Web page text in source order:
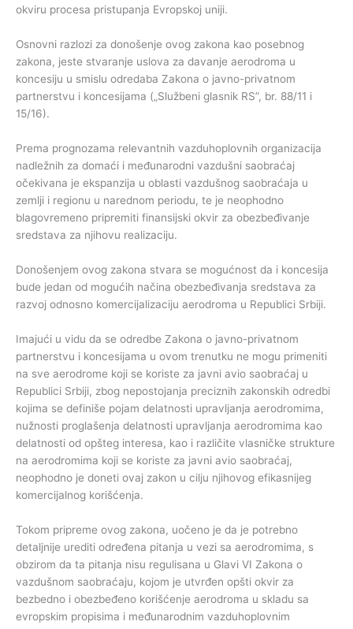
okviru procesa pristupanja Evropskoj uniji.
Osnovni razlozi za donošenje ovog zakona kao posebnog
zakona, jeste stvaranje uslova za davanje aerodroma u
koncesiju u smislu odredaba Zakona o javno-privatnom
partnerstvu i koncesijama („Službeni glasnik RS”, br. 88/11 i
15/16).
Prema prognozama relevantnih vazduhoplovnih organizacija
nadležnih za domaći i međunarodni vazdušni saobraćaj
očekivana je ekspanzija u oblasti vazdušnog saobraćaja u
zemlji i regionu u narednom periodu, te je neophodno
blagovremeno pripremiti finansijski okvir za obezbeđivanje
sredstava za njihovu realizaciju.
Donošenjem ovog zakona stvara se mogućnost da i koncesija
bude jedan od mogućih načina obezbeđivanja sredstava za
razvoj odnosno komercijalizaciju aerodroma u Republici Srbiji.
Imajući u vidu da se odredbe Zakona o javno-privatnom
partnerstvu i koncesijama u ovom trenutku ne mogu primeniti
na sve aerodrome koji se koriste za javni avio saobraćaj u
Republici Srbiji, zbog nepostojanja preciznih zakonskih odredbi
kojima se definiše pojam delatnosti upravljanja aerodromima,
nužnosti proglašenja delatnosti upravljanja aerodromima kao
delatnosti od opšteg interesa, kao i različite vlasničke strukture
na aerodromima koji se koriste za javni avio saobraćaj,
neophodno je doneti ovaj zakon u cilju njihovog efikasnijeg
komercijalnog korišćenja.
Tokom pripreme ovog zakona, uočeno je da je potrebno
detaljnije urediti određena pitanja u vezi sa aerodromima, s
obzirom da ta pitanja nisu regulisana u Glavi VI Zakona o
vazdušnom saobraćaju, kojom je utvrđen opšti okvir za
bezbedno i obezbeđeno korišćenje aerodroma u skladu sa
evropskim propisima i međunarodnim vazduhoplovnim